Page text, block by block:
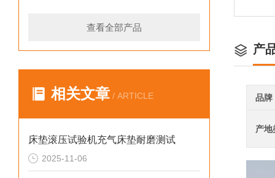
查看全部产品
相关文章 / ARTICLE
床垫滚压试验机充气床垫耐磨测试
2025-11-06
产
品牌
产地